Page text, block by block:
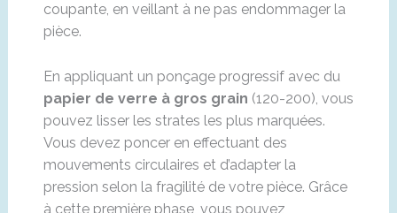
coupante, en veillant à ne pas endommager la
pièce.
En appliquant un ponçage progressif avec du
papier de verre à gros grain (120-200), vous
pouvez lisser les strates les plus marquées.
Vous devez poncer en effectuant des
mouvements circulaires et d’adapter la
pression selon la fragilité de votre pièce. Grâce
à cette première phase, vous pouvez